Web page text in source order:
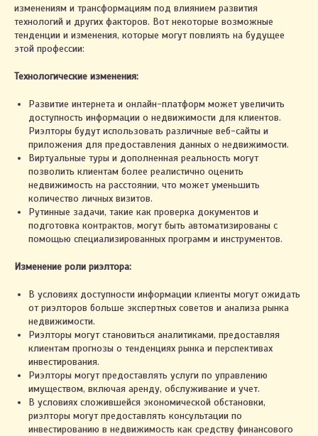
изменениям и трансформациям под влиянием развития
технологий и других факторов. Вот некоторые возможные
тенденции и изменения, которые могут повлиять на будущее
этой профессии:
Технологические изменения:
Развитие интернета и онлайн-платформ может увеличить
доступность информации о недвижимости для клиентов.
Риэлторы будут использовать различные веб-сайты и
приложения для предоставления данных о недвижимости.
Виртуальные туры и дополненная реальность могут
позволить клиентам более реалистично оценить
недвижимость на расстоянии, что может уменьшить
количество личных визитов.
Рутинные задачи, такие как проверка документов и
подготовка контрактов, могут быть автоматизированы с
помощью специализированных программ и инструментов.
Изменение роли риэлтора:
В условиях доступности информации клиенты могут ожидать
от риэлторов больше экспертных советов и анализа рынка
недвижимости.
Риэлторы могут становиться аналитиками, предоставляя
клиентам прогнозы о тенденциях рынка и перспективах
инвестирования.
Риэлторы могут предоставлять услуги по управлению
имуществом, включая аренду, обслуживание и учет.
В условиях сложившейся экономической обстановки,
риэлторы могут предоставлять консультации по
инвестированию в недвижимость как средству финансового
2023. ИП Автухова Марина Александровна
Св-во о государственной регистрации № 0796122
Политика конфиденциальности
УНП 491461557
Интернет-сайт включён в БЕЛГИЭ
Республики Беларусь 01.11.2023 за №191590
Правила оплаты и возврата
+375 29 123-58-67